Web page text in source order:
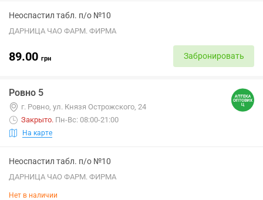
Неоспастил табл. п/о №10
ДАРНИЦА ЧАО ФАРМ. ФИРМА
89.00 грн Забронировать
Ровно 5
г. Ровно, ул. Князя Острожского, 24
Закрыто. Пн-Вс: 08:00-21:00
На карте
Неоспастил табл. п/о №10
ДАРНИЦА ЧАО ФАРМ. ФИРМА
Нет в наличии